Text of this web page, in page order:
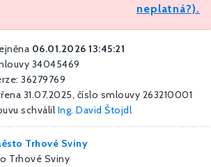
neplatná?).
06.01.2026 13:45:21
34045469
36279769
31.07.2025, číslo smlouvy 263210001
schválil Ing. David Štojdl
Trhové Sviny
Trhové Sviny